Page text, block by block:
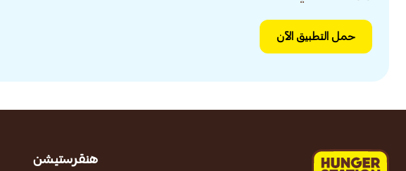
حمل التطبيق الآن
هنقرستيشن